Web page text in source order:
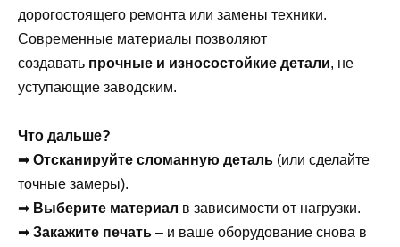
дорогостоящего ремонта или замены техники.
Современные материалы позволяют
создавать прочные и износостойкие детали, не
уступающие заводским.
Что дальше?
➡ Отсканируйте сломанную деталь (или сделайте
точные замеры).
➡ Выберите материал в зависимости от нагрузки.
➡ Закажите печать – и ваше оборудование снова в